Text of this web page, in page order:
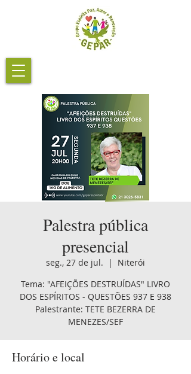
Palestra pública
presencial
seg., 27 de jul.
  |
Niterói
Tema: "AFEIÇÕES DESTRUÍDAS" LIVRO
DOS ESPÍRITOS - QUESTÕES 937 E 938
Palestrante: TETE BEZERRA DE
MENEZES/SEF
Horário e local